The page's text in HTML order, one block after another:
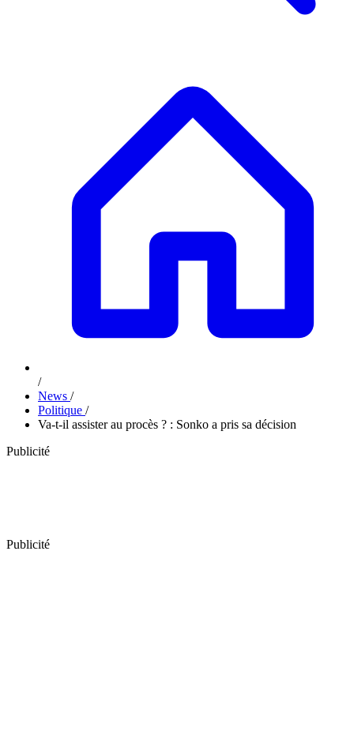
/
News /
Politique /
Va-t-il assister au procès ? : Sonko a pris sa décision
Publicité
Publicité